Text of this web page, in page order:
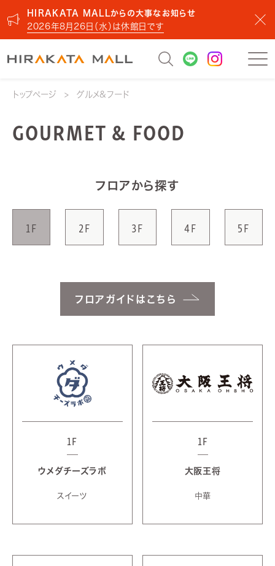
HIRAKATA MALLからの大事なお知らせ
2026年8月26日（水）は休館日です
トップページ グルメ&フード
GOURMET & FOOD
フロアから探す
1F 2F 3F 4F 5F
フロアガイドはこちら
1F
ウメダチーズラボ
スイーツ
1F
大阪王将
中華